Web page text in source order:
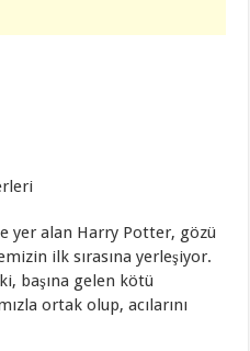
yer alan Harry Potter, gözü
ilk sırasına yerleşiyor.
başına gelen kötü
ortak olup, acılarını